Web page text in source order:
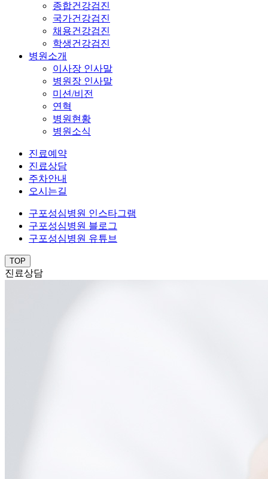
종합건강검진
국가건강검진
채용건강검진
학생건강검진
병원소개
이사장 인사말
병원장 인사말
미션/비전
연혁
병원현황
병원소식
진료예약
진료상담
주차안내
오시는길
구포성심병원 인스타그램
구포성심병원 블로그
구포성심병원 유튜브
TOP
진료상담